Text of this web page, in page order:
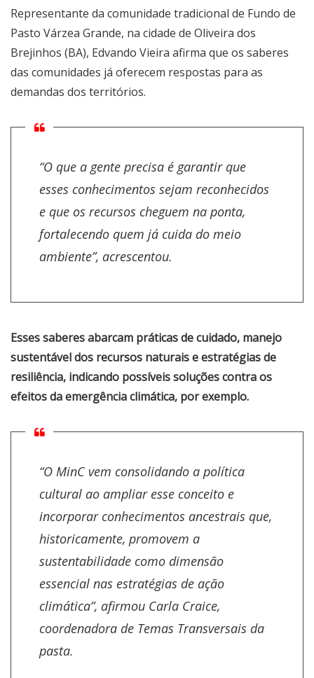
Representante da comunidade tradicional de Fundo de
Pasto Várzea Grande, na cidade de Oliveira dos
Brejinhos (BA), Edvando Vieira afirma que os saberes
das comunidades já oferecem respostas para as
demandas dos territórios.
“O que a gente precisa é garantir que
esses conhecimentos sejam reconhecidos
e que os recursos cheguem na ponta,
fortalecendo quem já cuida do meio
ambiente”, acrescentou.
Esses saberes abarcam práticas de cuidado, manejo
sustentável dos recursos naturais e estratégias de
resiliência, indicando possíveis soluções contra os
efeitos da emergência climática, por exemplo.
“O MinC vem consolidando a política
cultural ao ampliar esse conceito e
incorporar conhecimentos ancestrais que,
historicamente, promovem a
sustentabilidade como dimensão
essencial nas estratégias de ação
climática”, afirmou Carla Craice,
coordenadora de Temas Transversais da
pasta.